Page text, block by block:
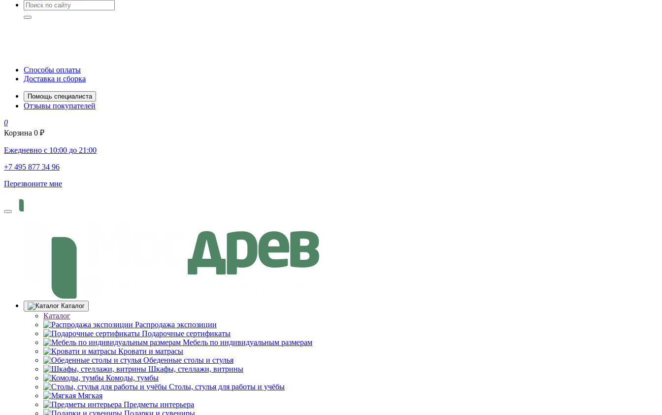
Способы оплаты
Доставка и сборка
Помощь специалиста
Отзывы покупателей
0
Корзина 0 ₽
Ежедневно с 10:00 до 21:00
+7 495 877 34 96
Перезвоните мне
Каталог
Каталог
Распродажа экспозиции
Подарочные сертификаты
Мебель по индивидуальным размерам
Кровати и матрасы
Обеденные столы и стулья
Шкафы, стеллажи, витрины
Комоды, тумбы
Столы, стулья для работы и учёбы
Мягкая
Предметы интерьера
Подарки и сувениры